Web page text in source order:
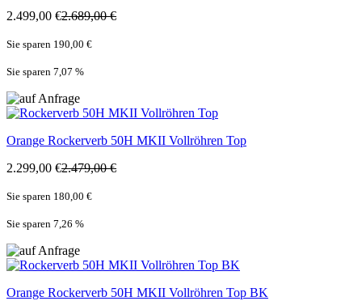
2.499,00 €2.689,00 €
Sie sparen 190,00 €
Sie sparen 7,07 %
Orange Rockerverb 50H MKII Vollröhren Top
2.299,00 €2.479,00 €
Sie sparen 180,00 €
Sie sparen 7,26 %
Orange Rockerverb 50H MKII Vollröhren Top BK